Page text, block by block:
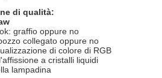
di qualità:
graffio oppure no
collegato oppure no
di colore di RGB
a cristalli liquidi
lampadina